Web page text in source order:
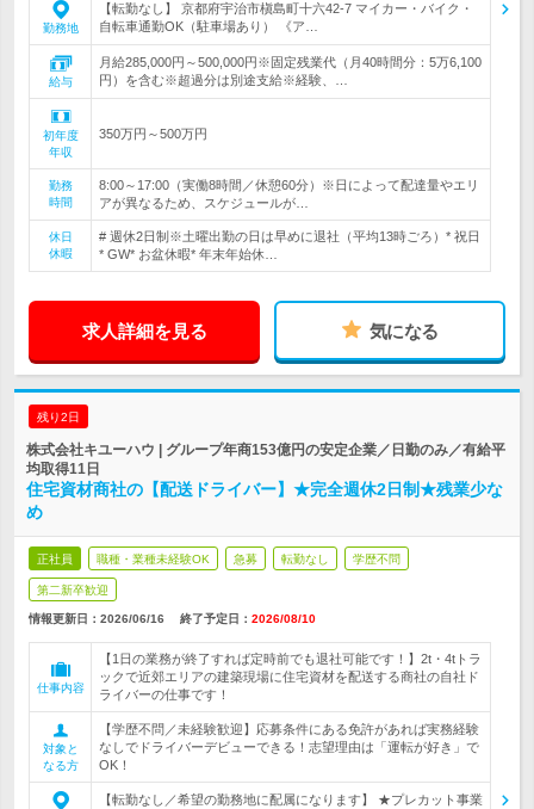
勤務地
【転勤なし】 京都府宇治市槇島町十六42-7 マイカー・バイク・
自転車通勤OK（駐車場あり） 《ア…
給与
月給285,000円～500,000円※固定残業代（月40時間分：5万6,100
円）を含む※超過分は別途支給※経験、…
初年度
年収
350万円～500万円
勤務
時間
8:00～17:00（実働8時間／休憩60分）※日によって配達量やエリ
アが異なるため、スケジュールが…
休日
休暇
# 週休2日制※土曜出勤の日は早めに退社（平均13時ごろ）* 祝日
* GW* お盆休暇* 年末年始休…
求人詳細を見る 気になる
残り2日
株式会社キユーハウ | グループ年商153億円の安定企業／日勤のみ／有給平
均取得11日
住宅資材商社の【配送ドライバー】★完全週休2日制★残業少な
め
正社員 職種・業種未経験OK 急募 転勤なし 学歴不問
第二新卒歓迎
情報更新日：2026/06/16 終了予定日： 2026/08/10
仕事内容
【1日の業務が終了すれば定時前でも退社可能です！】2t・4tトラ
ックで近郊エリアの建築現場に住宅資材を配送する商社の自社ド
ライバーの仕事です！
対象と
なる方
【学歴不問／未経験歓迎】応募条件にある免許があれば実務経験
なしでドライバーデビューできる！志望理由は「運転が好き」で
OK！
【転勤なし／希望の勤務地に配属になります】 ★プレカット事業